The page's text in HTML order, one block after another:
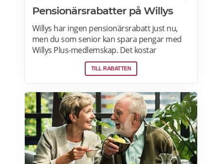
Pensionärsrabatter på Willys
Willys har ingen pensionärsrabatt just nu,
men du som senior kan spara pengar med
Willys Plus-medlemskap. Det kostar
ingenting att bli Willys Plus-kund. Med Willys
Plus får du fler och bättre erbjudanden med
Willys erbjudanden här.
TILL RABATTEN